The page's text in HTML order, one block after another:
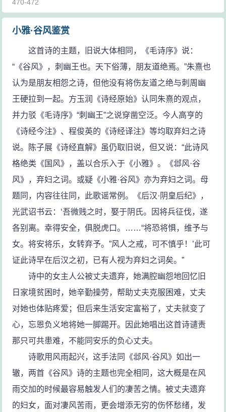
470-472
小雅·谷风鉴赏
这首诗的主题，旧说大体相同，《毛诗序》说：
“《谷风》，刺幽王也。天下俗薄，朋友道绝焉。”朱熹也
认为是朋友相怨之诗，但他没有将伤友道之绝与刺周幽
王硬拉到一起。方玉润《诗经原始》认同朱熹的观点，
并力驳《毛诗序》“刺幽王”之说穿凿空泛。今人高亨的
《诗经今注》、程俊英的《诗经译注》等均取弃妇之诗
说。陈子展《诗经直解》虽仍取旧说，但又说：“此诗风
格绝类《国风》，盖以合乐入于《小雅》。《邶风·谷
风》，弃妇之词。或疑《小雅·谷风》亦为弃妇之词。母
题同，内容往往同，此歌谣常例。《后汉·阴皇后纪》，
光武诏书云：‘吾微贱之时，娶于阴氏。因将兵征伐，遂
各别离。幸得安全，俱脱虎口。……“将恐将惧，维予与
女。将安将乐，女转弃予。”风人之戒，可不慎乎！’此可
证此诗早在后汉之初，已有人视为弃妇之词矣。”
诗中的女主人公被丈夫遗弃，她满腔幽怨地回忆旧
日家境贫困时，她辛勤操劳，帮助丈夫克服困难，丈夫
对她也体贴疼爱；但后来生活安定富裕了，丈夫就变了
心，忘恩负义地将她一脚踢开。因此她唱出这首诗谴责
那只可共患难，不能同安乐的负心丈夫。
诗歌用风雨起兴，这手法同《邶风·谷风》如出一
辙，两首《谷风》诗的主题也完全相同，这大概是在风
雨交加的时候最容易触发人们的凄苦之情。被丈夫遗弃
的妇女，面对凄风苦雨，更会增添无穷的伤怀愁绪，发